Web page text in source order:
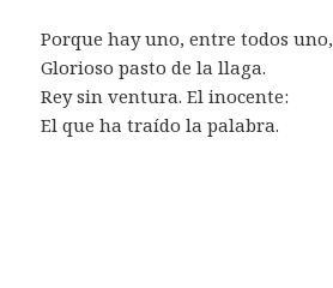
Porque hay uno, entre todos uno,
Glorioso pasto de la llaga.
Rey sin ventura. El inocente:
El que ha traído la palabra.